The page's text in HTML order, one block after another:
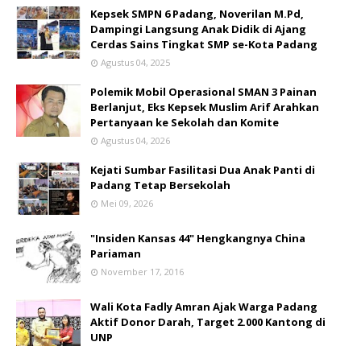
Kepsek SMPN 6 Padang, Noverilan M.Pd,
Dampingi Langsung Anak Didik di Ajang
Cerdas Sains Tingkat SMP se-Kota Padang
Agustus 04, 2025
Polemik Mobil Operasional SMAN 3 Painan
Berlanjut, Eks Kepsek Muslim Arif Arahkan
Pertanyaan ke Sekolah dan Komite
Agustus 04, 2026
Kejati Sumbar Fasilitasi Dua Anak Panti di
Padang Tetap Bersekolah
Mei 09, 2026
"Insiden Kansas 44" Hengkangnya China
Pariaman
November 17, 2016
Wali Kota Fadly Amran Ajak Warga Padang
Aktif Donor Darah, Target 2.000 Kantong di
UNP